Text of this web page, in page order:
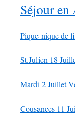
Séjour en
Pique-nique de
St.Julien 18
Mardi 2 Juillet
Cousances 11